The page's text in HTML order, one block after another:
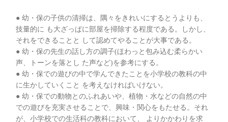
● 幼・保の子供の清掃は、隅々をきれいにするとうよりも、
技量的に も大ざっぱに部屋を掃除する程度である。しかし、
それをできることと して認めてやることが大事である。
● 幼・保の先生の話し方の調子(ほわっと包み込む柔らかい
声、トーンを落とし た声など)を参考にする。
● 幼・保での遊びの中で学んできたことを小学校の教科の中
に生かしていくこと を考えなければいけない。
● 幼・保での動物とのふれあいや、植物・水などの自然の中
での遊びを充実させることで、興味・関心をもたせる。それ
が、小学校での生活科の教科において、 よりかかわりを求